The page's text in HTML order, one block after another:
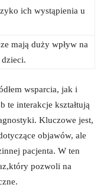
ich wystąpienia u
mają duży wpływ na
wsparcia, jak i‌
te interakcje kształtują
Kluczowe jest,
objawów, ale
pacjenta. ⁣W ten
​pozwoli na